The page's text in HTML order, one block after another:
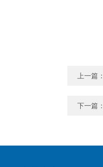
上一篇
下一篇